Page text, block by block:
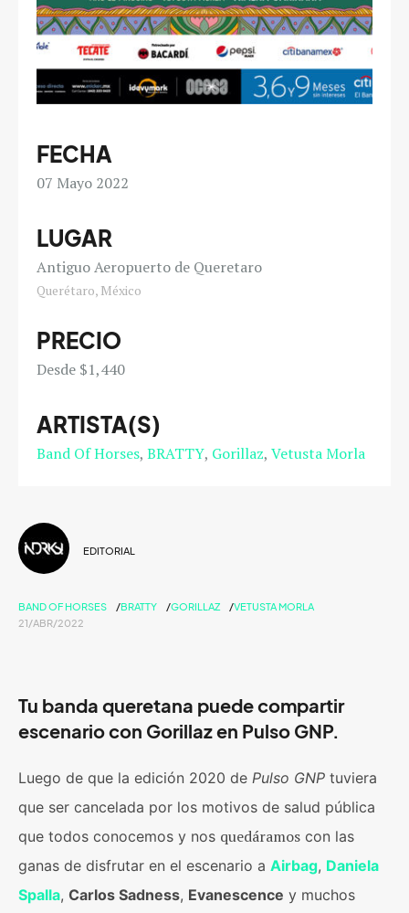
FECHA
07 Mayo 2022
LUGAR
Antiguo Aeropuerto de Queretaro
Querétaro, México
PRECIO
Desde $1,440
ARTISTA(S)
Band Of Horses BRATTY Gorillaz Vetusta Morla
EDITORIAL
BAND OF HORSES BRATTY GORILLAZ
VETUSTA MORLA
21/ABR/2022
Tu banda queretana puede compartir
escenario con Gorillaz en Pulso GNP.
Luego de que la edición 2020 de Pulso GNP tuviera
que ser cancelada por los motivos de salud pública
que todos conocemos y nos quedáramos con las
ganas de disfrutar en el escenario a Airbag, Daniela
Spalla, Carlos Sadness, Evanescence y muchos